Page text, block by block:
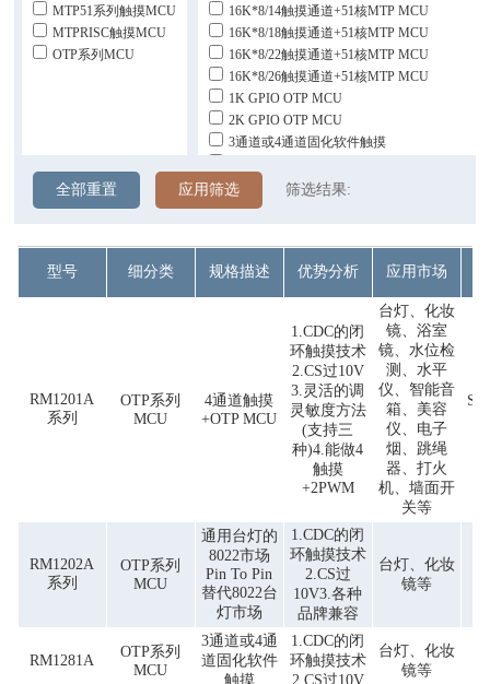
MTP51系列触摸MCU
MTPRISC触摸MCU
OTP系列MCU
16K*8/14触摸通道+51核MTP MCU
16K*8/18触摸通道+51核MTP MCU
16K*8/22触摸通道+51核MTP MCU
16K*8/26触摸通道+51核MTP MCU
1K GPIO OTP MCU
2K GPIO OTP MCU
3通道或4通道固化软件触摸
4K*16/18触摸通道+RISC MTP MCU
4通道触摸+OTP MCU
全部重置 应用筛选 筛选结果:
型号 细分类 规格描述 优势分析 应用市场
RM1201A
系列
OTP系列
MCU
4通道触摸
+OTP MCU
1.CDC的闭
环触摸技术
2.CS过10V
3.灵活的调
灵敏度方法
(支持三
种)4.能做4
触摸
+2PWM
台灯、化妆
镜、浴室
镜、水位检
测、水平
仪、智能音
箱、美容
仪、电子
烟、跳绳
器、打火
机、墙面开
关等
RM1202A
系列
OTP系列
MCU
通用台灯的
8022市场
Pin To Pin
替代8022台
灯市场
1.CDC的闭
环触摸技术
2.CS过
10V3.各种
品牌兼容
台灯、化妆
镜等
RM1281A
OTP系列
MCU
3通道或4通
道固化软件
触摸
1.CDC的闭
环触摸技术
2.CS过10V
台灯、化妆
镜等